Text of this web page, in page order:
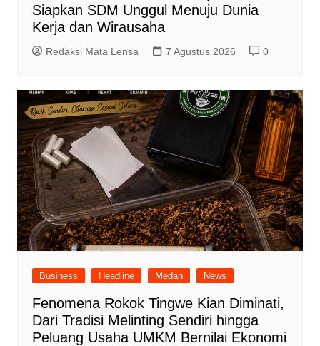
Siapkan SDM Unggul Menuju Dunia
Kerja dan Wirausaha
Redaksi Mata Lensa 7 Agustus 2026 0
Business Headline Medan News
Fenomena Rokok Tingwe Kian Diminati,
Dari Tradisi Melinting Sendiri hingga
Peluang Usaha UMKM Bernilai Ekonomi